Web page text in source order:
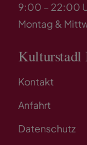
9:00 – 22:00
Montag &
Kulturstadl
Kontakt
Anfahrt
Datenschutz